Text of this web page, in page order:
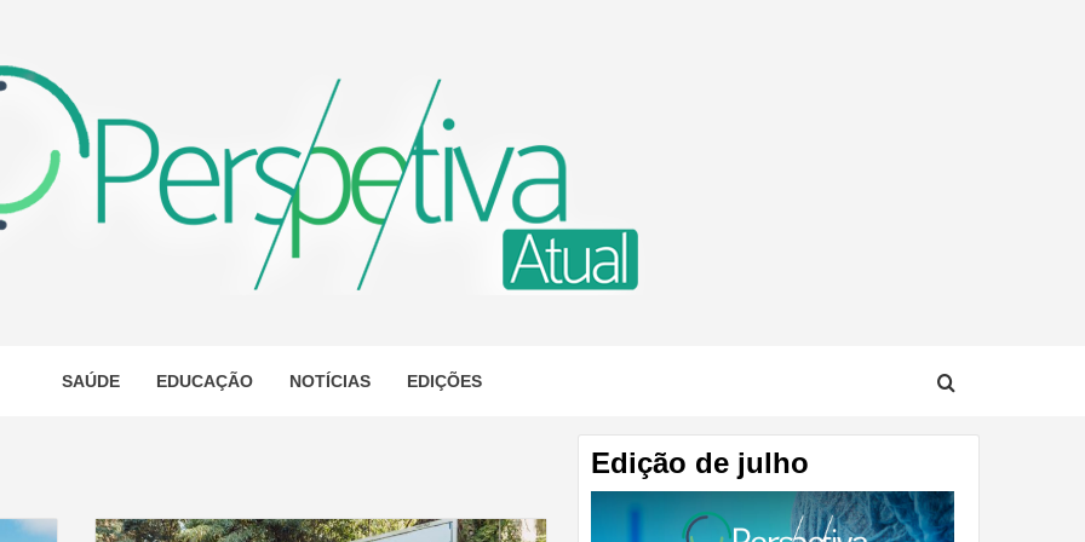
ATUAL
SAÚDE EDUCAÇÃO NOTÍCIAS EDIÇÕES
Edição de julho